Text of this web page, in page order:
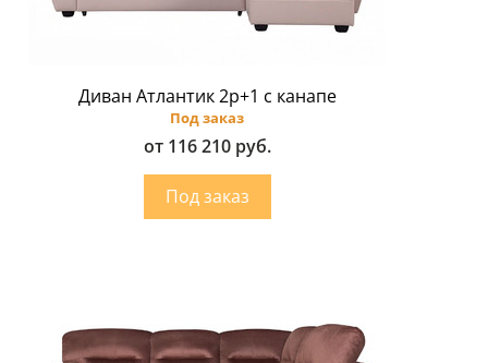
Диван Атлантик 2p+1 с канапе
Под заказ
от 116 210 руб.